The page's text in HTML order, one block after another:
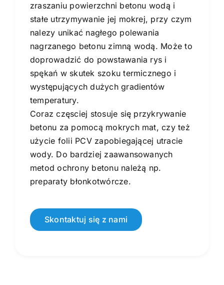
zraszaniu powierzchni betonu wodą i
stałe utrzymywanie jej mokrej, przy czym
nalezy unikać nagłego polewania
nagrzanego betonu zimną wodą. Może to
doprowadzić do powstawania rys i
spękań w skutek szoku termicznego i
występujących dużych gradientów
temperatury.
Coraz częsciej stosuje się przykrywanie
betonu za pomocą mokrych mat, czy też
użycie folii PCV zapobiegającej utracie
wody. Do bardziej zaawansowanych
metod ochrony betonu należą np.
preparaty błonkotwórcze.
Skontaktuj się z nami